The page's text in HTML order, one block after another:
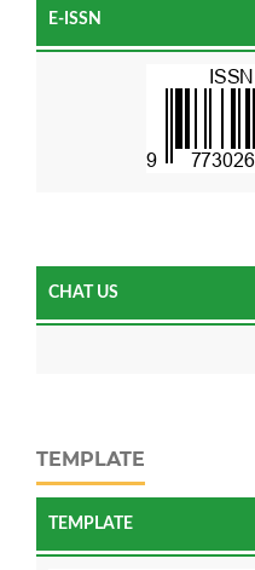
E-ISSN
CHAT US
TEMPLATE
TEMPLATE